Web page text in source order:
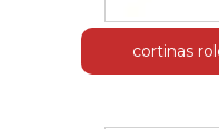
cortinas